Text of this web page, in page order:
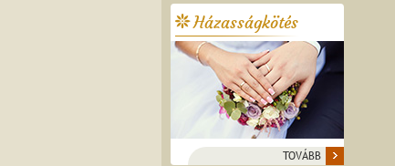
Házasságkötés
TOVÁBB